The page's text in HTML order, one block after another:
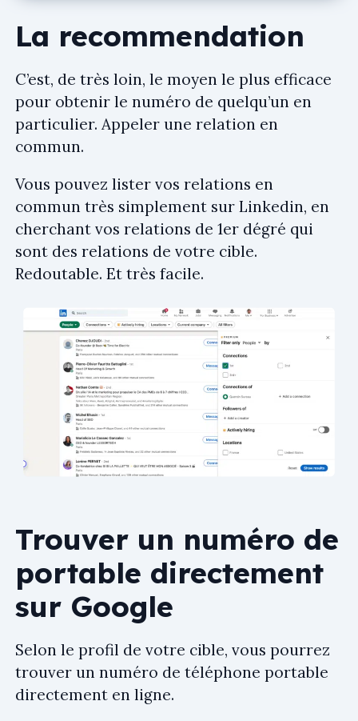
La recommendation
C’est, de très loin, le moyen le plus efficace
pour obtenir le numéro de quelqu’un en
particulier. Appeler une relation en
commun.
Vous pouvez lister vos relations en
commun très simplement sur Linkedin, en
cherchant vos relations de 1er dégré qui
sont des relations de votre cible.
Redoutable. Et très facile.
Trouver un numéro de
portable directement
sur Google
Selon le profil de votre cible, vous pourrez
trouver un numéro de téléphone portable
directement en ligne.